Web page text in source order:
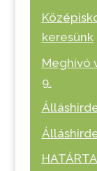
keresünk
Meghívó
9.